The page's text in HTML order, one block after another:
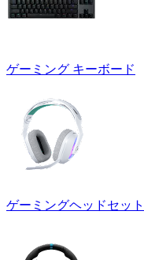
ゲーミング キーボード
ゲーミングヘッドセッ